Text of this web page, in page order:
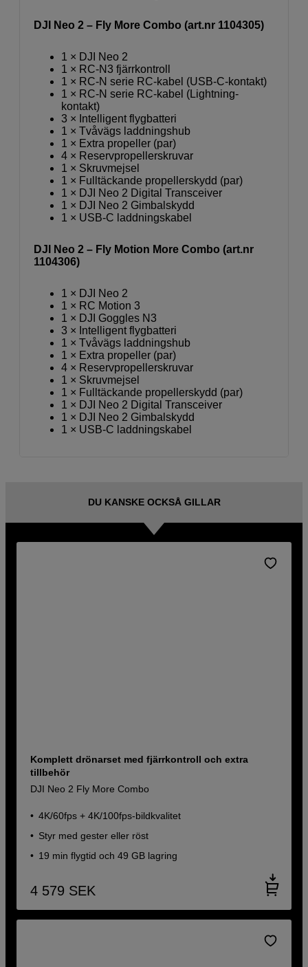
DJI Neo 2 – Fly More Combo (art.nr 1104305)
1 × DJI Neo 2
1 × RC-N3 fjärrkontroll
1 × RC-N serie RC-kabel (USB-C-kontakt)
1 × RC-N serie RC-kabel (Lightning-
kontakt)
3 × Intelligent flygbatteri
1 × Tvåvägs laddningshub
1 × Extra propeller (par)
4 × Reservpropellerskruvar
1 × Skruvmejsel
1 × Fulltäckande propellerskydd (par)
1 × DJI Neo 2 Digital Transceiver
1 × DJI Neo 2 Gimbalskydd
1 × USB-C laddningskabel
DJI Neo 2 – Fly Motion More Combo (art.nr
1104306)
1 × DJI Neo 2
1 × RC Motion 3
1 × DJI Goggles N3
3 × Intelligent flygbatteri
1 × Tvåvägs laddningshub
1 × Extra propeller (par)
4 × Reservpropellerskruvar
1 × Skruvmejsel
1 × Fulltäckande propellerskydd (par)
1 × DJI Neo 2 Digital Transceiver
1 × DJI Neo 2 Gimbalskydd
1 × USB-C laddningskabel
DU KANSKE OCKSÅ GILLAR
Komplett drönarset med fjärrkontroll och extra
tillbehör
DJI Neo 2 Fly More Combo
4K/60fps + 4K/100fps-bildkvalitet
Styr med gester eller röst
19 min flygtid och 49 GB lagring
4 579 SEK